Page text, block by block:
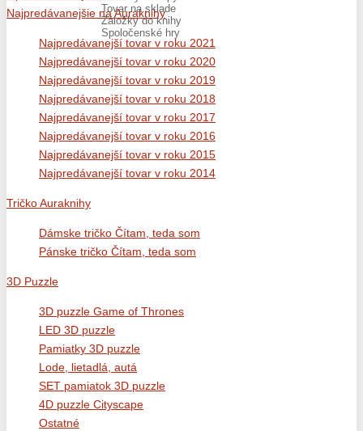
Tovar na sklade
Záložky do knihy
Spoločenské hry
Najpredávanejšie na Auraknihy
Najpredávanejší tovar v roku 2021
Najpredávanejší tovar v roku 2020
Najpredávanejší tovar v roku 2019
Najpredávanejší tovar v roku 2018
Najpredávanejší tovar v roku 2017
Najpredávanejší tovar v roku 2016
Najpredávanejší tovar v roku 2015
Najpredávanejší tovar v roku 2014
Tričko Auraknihy
Dámske tričko Čítam, teda som
Pánske tričko Čítam, teda som
3D Puzzle
3D puzzle Game of Thrones
LED 3D puzzle
Pamiatky 3D puzzle
Lode, lietadlá, autá
SET pamiatok 3D puzzle
4D puzzle Cityscape
Ostatné